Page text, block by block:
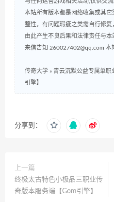
本站所有版本都是网络收集或其
整性，有问题瑕疵之类需自行修复
由此产生不良后果和法律责任与
来信告知 260027402@qq.com 本
传奇大学 » 青云沉默公益专属单职
引擎】
分享到：
上一篇
终极太古特色小极品三职业传
奇版本服务端【Gom引擎】